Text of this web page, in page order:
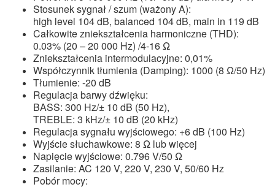
Stosunek sygnał / szum (ważony A):
high level 104 dB, balanced 104 dB, main in 119 dB
Całkowite zniekształcenia harmoniczne (THD):
0.03% (20 – 20 000 Hz) /4-16 Ω
Zniekształcenia intermodulacyjne: 0,01%
Współczynnik tłumienia (Damping): 1000 (8 Ω/50 Hz)
Tłumienie: -20 dB
Regulacja barwy dźwięku:
BASS: 300 Hz/± 10 dB (50 Hz),
TREBLE: 3 kHz/± 10 dB (20 kHz)
Regulacja sygnału wyjściowego: +6 dB (100 Hz)
Wyjście słuchawkowe: 8 Ω lub więcej
Napięcie wyjściowe: 0.796 V/50 Ω
Zasilanie: AC 120 V, 220 V, 230 V, 50/60 Hz
Pobór mocy: